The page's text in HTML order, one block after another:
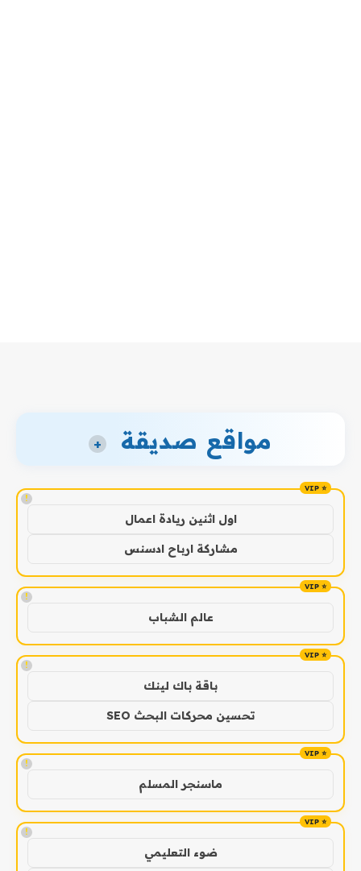
مواقع صديقة +
!
اول اثنين ريادة اعمال
مشاركة ارباح ادسنس
!
عالم الشباب
!
باقة باك لينك
تحسين محركات البحث SEO
!
ماسنجر المسلم
!
ضوء التعليمي